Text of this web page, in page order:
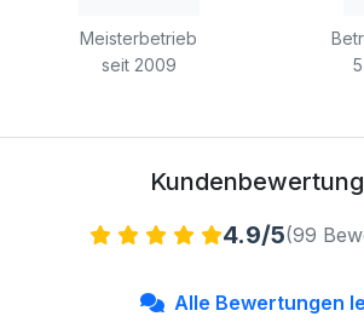
Meisterbetrieb
seit 2009
4.9/5(99
Alle Bewertungen